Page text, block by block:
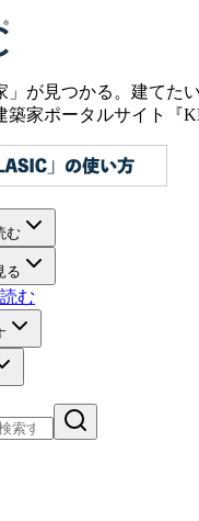
」が見つかる。建てた
築家ポータルサイト『
む
る
む